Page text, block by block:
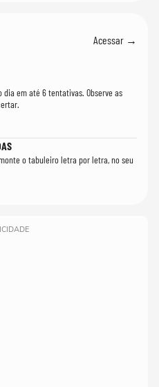
Acessar →
dia em até 6 tentativas. Observe as
o tabuleiro letra por letra, no seu